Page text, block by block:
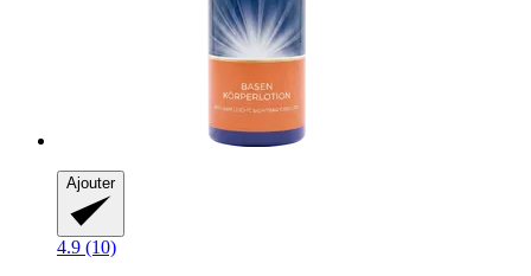
Ajouter
4.9 (10)